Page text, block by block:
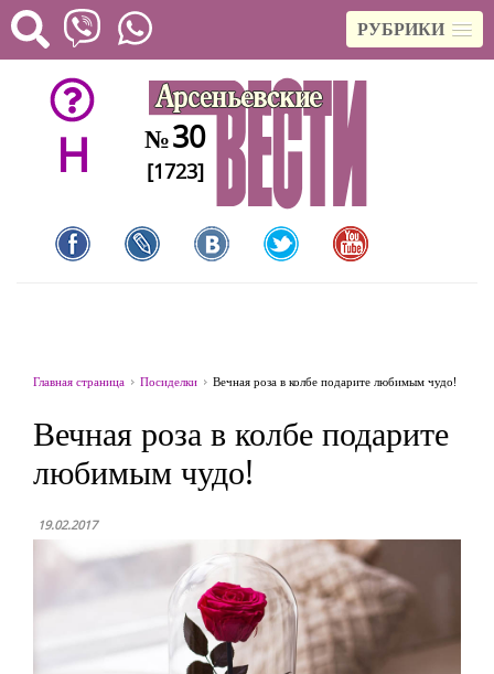
РУБРИКИ
H №30
[1723]
Главная страница Посиделки Вечная роза в колбе подарите любимым чудо!
Вечная роза в колбе подарите
любимым чудо!
19.02.2017